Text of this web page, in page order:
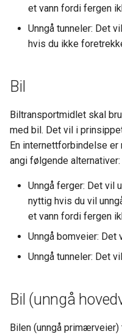
et vann fordi fergen
Unngå tunneler: Det
hvis du ikke
Bil
Biltransportmidlet skal
med bil. Det vil i
En internettforbindelse er
angi følgende alternativer:
Unngå ferger: Det vil
nyttig hvis du vil
et vann fordi fergen
Unngå bomveier: Det
Unngå tunneler: Det
Bil (unngå
Bilen (unngå